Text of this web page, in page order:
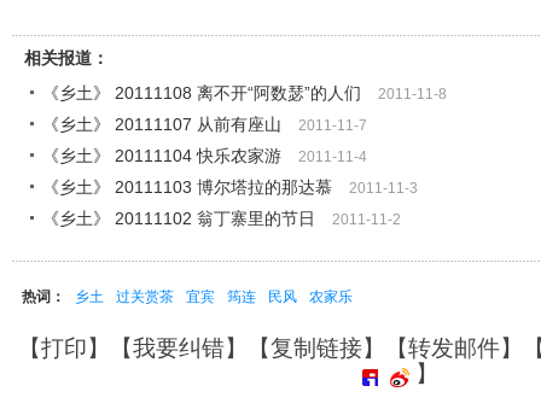
相关报道：
《乡土》 20111108 离不开“阿数瑟”的人们
2011-11-8
《乡土》 20111107 从前有座山 2011-11-7
《乡土》 20111104 快乐农家游 2011-11-4
《乡土》 20111103 博尔塔拉的那达慕 2011-11-3
《乡土》 20111102 翁丁寨里的节日 2011-11-2
热词： 乡土 过关赏茶 宜宾 筠连 民风 农家乐
【打印】【我要纠错】【复制链接】【转发邮件】
】